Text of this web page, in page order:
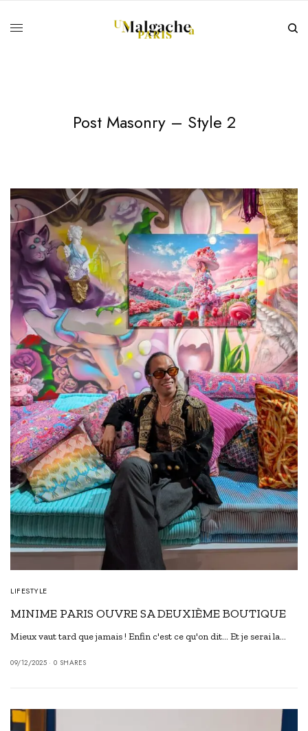
Post Masonry – Style 2
LIFESTYLE
MINIME PARIS OUVRE SA DEUXIÈME BOUTIQUE
Mieux vaut tard que jamais ! Enfin c'est ce qu'on dit... Et je serai la…
09/12/2025 0 SHARES